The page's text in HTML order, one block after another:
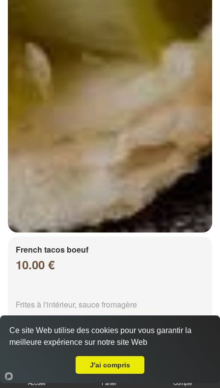
French tacos boeuf
10.00 €
Frites à l'intérieur, sauce fromagère
French tacos chicken
Accueil Panier Compte
Ce site Web utilise des cookies pour vous garantir la
meilleure expérience sur notre site Web
J'ai compris